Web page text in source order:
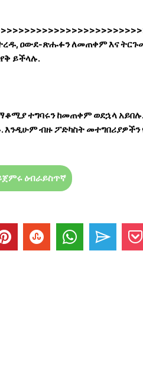
ዐውደ-ጽሑፉን ለመጠቀም እና
ይችላሉ.
ተግባሩን ከመጠቀም ወደኋላ
እንዲሁም ብዙ ፖድካስት
ዕብራይስጥኛ